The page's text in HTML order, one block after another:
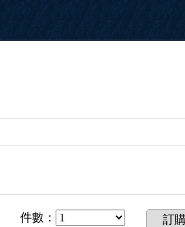
件數 ： 訂